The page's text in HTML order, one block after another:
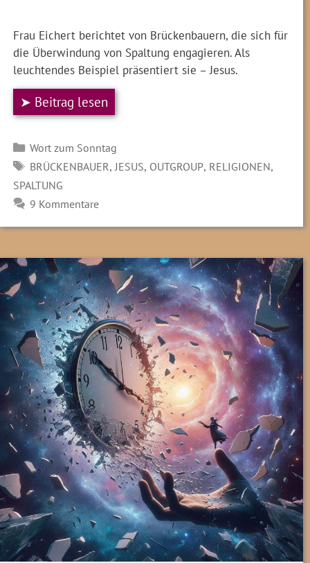
Frau Eichert berichtet von Brückenbauern, die sich für
die Überwindung von Spaltung engagieren. Als
leuchtendes Beispiel präsentiert sie – Jesus.
➤ Beitrag lesen
Kategorien
Wort zum Sonntag
SCHLAGWÖRTER
BRÜCKENBAUER,JESUS, OUTGROUP, RELIGIONEN,
SPALTUNG
9 Kommentare